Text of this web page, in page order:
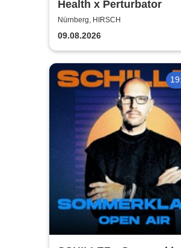
Health x Perturbator
Nürnberg, HIRSCH
09.08.2026